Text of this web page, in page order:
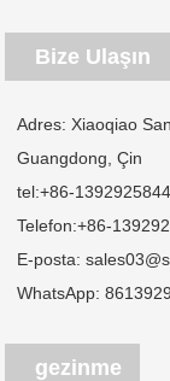
Bize Ulaşın
Adres: Xiaoqiao
Guangdong, Çin
tel:+86-
Telefon:+86-
E-posta:
WhatsApp:
gezinme